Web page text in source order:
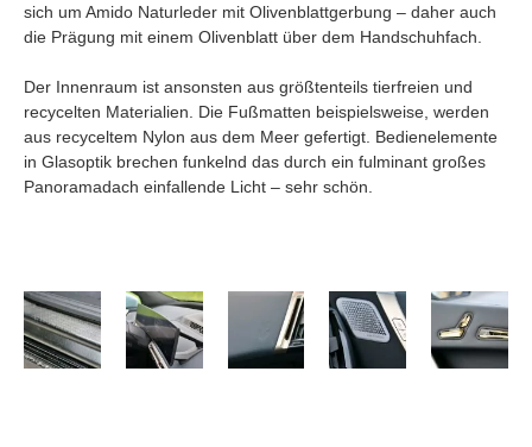
sich um Amido Naturleder mit Olivenblattgerbung – daher auch
die Prägung mit einem Olivenblatt über dem Handschuhfach.
Der Innenraum ist ansonsten aus größtenteils tierfreien und
recycelten Materialien. Die Fußmatten beispielsweise, werden
aus recyceltem Nylon aus dem Meer gefertigt. Bedienelemente
in Glasoptik brechen funkelnd das durch ein fulminant großes
Panoramadach einfallende Licht – sehr schön.